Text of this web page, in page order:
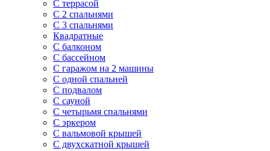
С террасой
С 2 спальнями
С 3 спальнями
Квадратные
С балконом
С бассейном
С гаражом на 2 машины
С одной спальней
С подвалом
С сауной
С четырьмя спальнями
С эркером
С вальмовой крышей
С двухскатной крышей